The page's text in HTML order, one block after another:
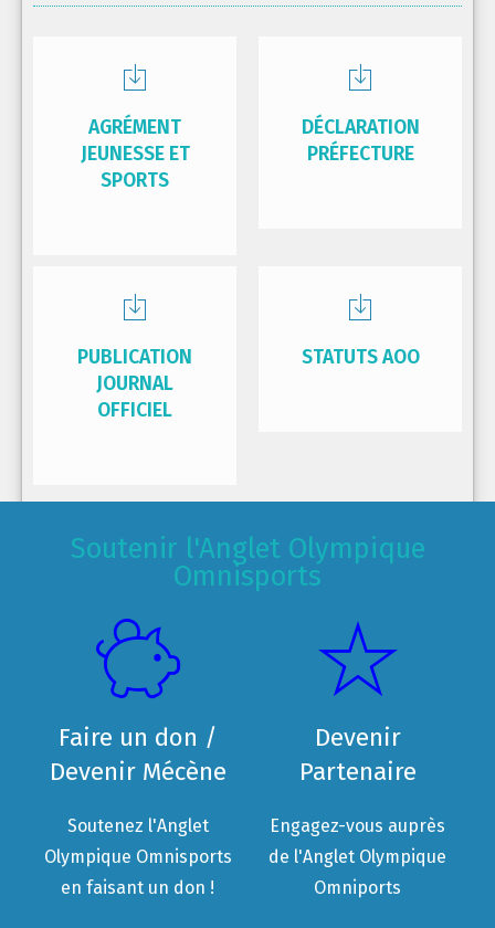
AGRÉMENT
JEUNESSE ET
SPORTS
DÉCLARATION
PRÉFECTURE
PUBLICATION
JOURNAL
OFFICIEL
STATUTS AOO
Soutenir l'Anglet Olympique
Omnisports
Faire un don /
Devenir Mécène
Soutenez l'Anglet
Olympique Omnisports
en faisant un don !
Devenir
Partenaire
Engagez-vous auprès
de l'Anglet Olympique
Omniports